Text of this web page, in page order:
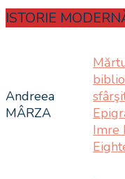
ISTORIE
Andreea
MÂRZA
Imre